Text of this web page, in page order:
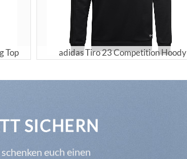
Top adidas Tiro 23 Competition Hoody
SICHERN
euch einen